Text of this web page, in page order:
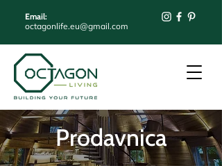
Email:
octagonlife.eu@gmail.com
Prodavnica